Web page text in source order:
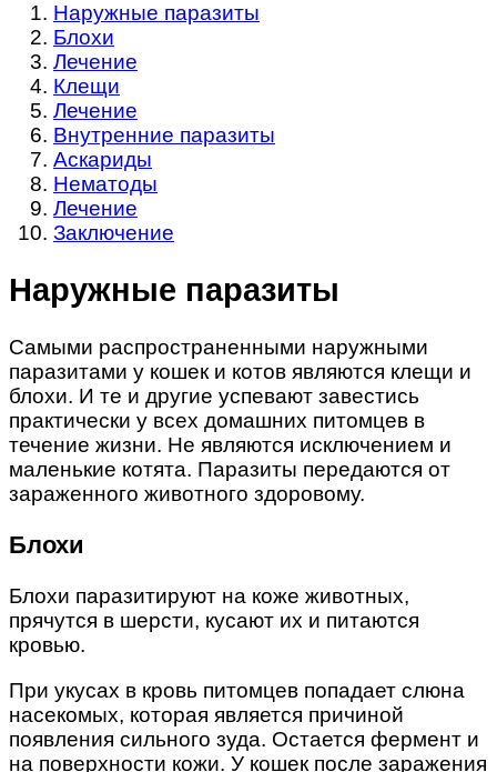
Наружные паразиты
Блохи
Лечение
Клещи
Лечение
Внутренние паразиты
Аскариды
Нематоды
Лечение
Заключение
Наружные паразиты
Самыми распространенными наружными
паразитами у кошек и котов являются клещи и
блохи. И те и другие успевают завестись
практически у всех домашних питомцев в
течение жизни. Не являются исключением и
маленькие котята. Паразиты передаются от
зараженного животного здоровому.
Блохи
Блохи паразитируют на коже животных,
прячутся в шерсти, кусают их и питаются
кровью.
При укусах в кровь питомцев попадает слюна
насекомых, которая является причиной
появления сильного зуда. Остается фермент и
на поверхности кожи. У кошек после заражения